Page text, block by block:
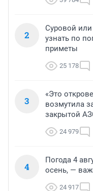
2
Суровой
узнать по
приметы
25 178
3
«Это
возмутила
закрытой
24 979
4
Погода 4
осень, —
24 917